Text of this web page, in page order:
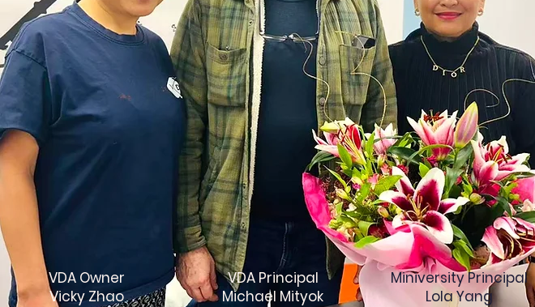
VDA Owner
Vicky Zhao
VDA Principal
Michael Mityok
Miniversity Principal
Lola Yang